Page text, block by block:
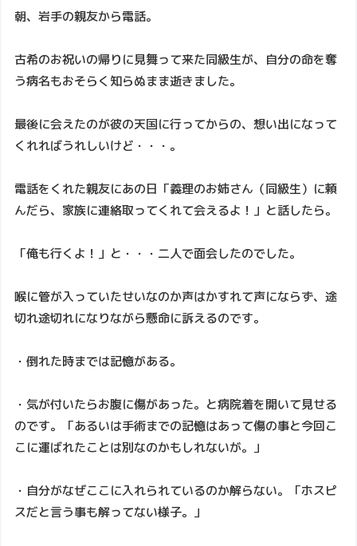
朝、岩手の親友から電話。
古希のお祝いの帰りに見舞って来た同級生が、自分の命を奪
う病名もおそらく知らぬまま逝きました。
最後に会えたのが彼の天国に行ってからの、想い出になって
くれればうれしいけど・・・。
電話をくれた親友にあの日「義理のお姉さん（同級生）に頼
んだら、家族に連絡取ってくれて会えるよ！」と話したら。
「俺も行くよ！」と・・・二人で面会したのでした。
喉に管が入っていたせいなのか声はかすれて声にならず、途
切れ途切れになりながら懸命に訴えるのです。
・倒れた時までは記憶がある。
・気が付いたらお腹に傷があった。と病院着を開いて見せる
のです。「あるいは手術までの記憶はあって傷の事と今回こ
こに運ばれたことは別なのかもしれないが。」
・自分がなぜここに入れられているのか解らない。「ホスピ
スだと言う事も解ってない様子。」